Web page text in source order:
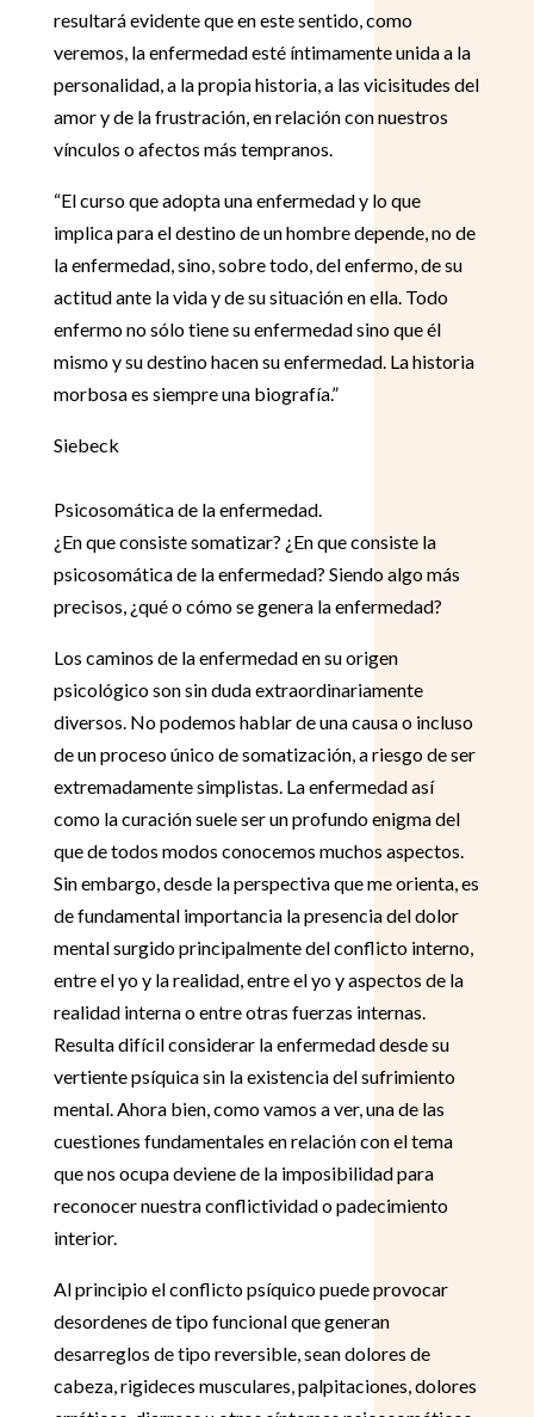
resultará evidente que en este sentido, como
veremos, la enfermedad esté íntimamente unida a la
personalidad, a la propia historia, a las vicisitudes del
amor y de la frustración, en relación con nuestros
vínculos o afectos más tempranos.
“El curso que adopta una enfermedad y lo que
implica para el destino de un hombre depende, no de
la enfermedad, sino, sobre todo, del enfermo, de su
actitud ante la vida y de su situación en ella. Todo
enfermo no sólo tiene su enfermedad sino que él
mismo y su destino hacen su enfermedad. La historia
morbosa es siempre una biografía.”
Siebeck
Psicosomática de la enfermedad.
¿En que consiste somatizar? ¿En que consiste la
psicosomática de la enfermedad? Siendo algo más
precisos, ¿qué o cómo se genera la enfermedad?
Los caminos de la enfermedad en su origen
psicológico son sin duda extraordinariamente
diversos. No podemos hablar de una causa o incluso
de un proceso único de somatización, a riesgo de ser
extremadamente simplistas. La enfermedad así
como la curación suele ser un profundo enigma del
que de todos modos conocemos muchos aspectos.
Sin embargo, desde la perspectiva que me orienta, es
de fundamental importancia la presencia del dolor
mental surgido principalmente del conflicto interno,
entre el yo y la realidad, entre el yo y aspectos de la
realidad interna o entre otras fuerzas internas.
Resulta difícil considerar la enfermedad desde su
vertiente psíquica sin la existencia del sufrimiento
mental. Ahora bien, como vamos a ver, una de las
cuestiones fundamentales en relación con el tema
que nos ocupa deviene de la imposibilidad para
reconocer nuestra conflictividad o padecimiento
interior.
Al principio el conflicto psíquico puede provocar
desordenes de tipo funcional que generan
desarreglos de tipo reversible, sean dolores de
cabeza, rigideces musculares, palpitaciones, dolores